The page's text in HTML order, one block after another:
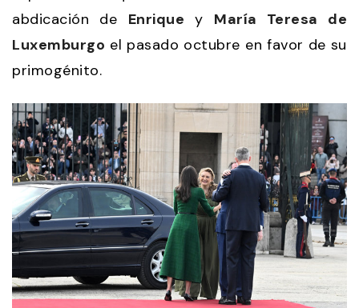
abdicación de Enrique y María Teresa de
Luxemburgo el pasado octubre en favor de su
primogénito.